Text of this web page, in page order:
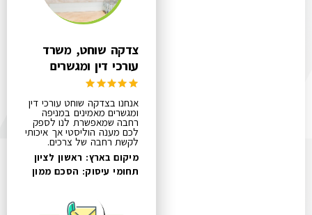
צדקה שוחט, משרד
עורכי דין ומגשרים
אנחנו בצדקה שוחט עורכי דין
ומגשרים מאמינים במניפה
רחבה שמאפשרת לנו לספק
לכם מענה הוליסטי אך איכותי
לקשת רחבה של צרכים.
מיקום בארץ: ראשון לציון
תחומי עיסוק: הסכם ממון